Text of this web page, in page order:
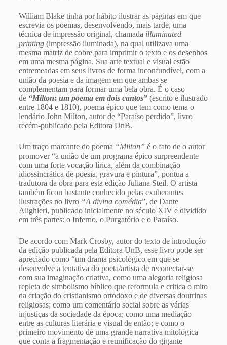
William Blake tinha por hábito ilustrar as páginas em que
escrevia os poemas, desenvolvendo, mais tarde, uma
técnica de impressão original, chamada illuminated
printing(impressão iluminada), na qual utilizava uma
mesma matriz de cobre para imprimir o texto e os desenhos
em uma mesma página. Sua arte textual e visual estão
entremeadas em seus livros de forma inconfundível, com a
união da poesia e da imagem em que ambas se
complementam para formar uma bela obra. É o caso
de “Milton: um poema em dois cantos”(escrito e ilustrado
entre 1804 e 1810), poema épico que tem como tema o
lendário John Milton, autor de “Paraíso perdido”, livro
recém-publicado pela Editora UnB.
Um traço marcante do poema “Milton” é o fato de o autor
promover “a união de um programa épico surpreendente
com uma forte vocação lírica, além da combinação
idiossincrática de poesia, gravura e pintura”, pontua a
tradutora da obra para esta edição Juliana Steil. O artista
também ficou bastante conhecido pelas exuberantes
ilustrações no livro “A divina comédia”, de Dante
Alighieri, publicado inicialmente no século XIV e dividido
em três partes: o Inferno, o Purgatório e o Paraíso.
De acordo com Mark Crosby, autor do texto de introdução
da edição publicada pela Editora UnB, esse livro pode ser
apreciado como “um drama psicológico em que se
desenvolve a tentativa do poeta/artista de reconectar-se
com sua imaginação criativa, como uma alegoria religiosa
repleta de simbolismo bíblico que reformula e critica o mito
da criação do cristianismo ortodoxo e de diversas doutrinas
religiosas; como um comentário social sobre as várias
injustiças da sociedade da época; como uma mediação
entre as culturas literária e visual de então; e como o
primeiro movimento de uma grande narrativa mitológica
que conta a fragmentação e reunificação do gigante